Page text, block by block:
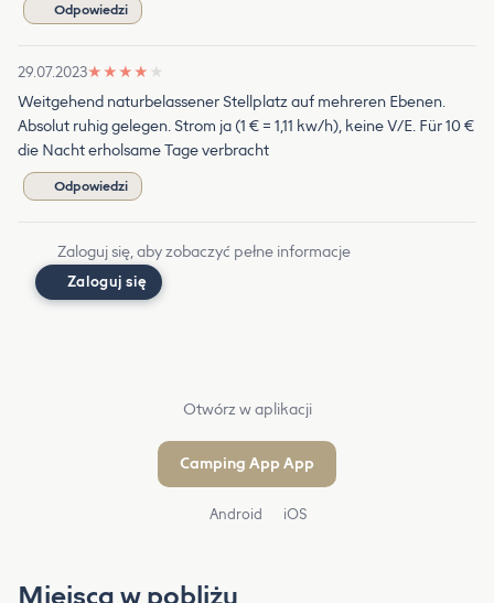
Odpowiedzi
29.07.2023★ ★ ★ ★ ★
Weitgehend naturbelassener Stellplatz auf mehreren Ebenen.
Absolut ruhig gelegen. Strom ja (1 € = 1,11 kw/h), keine V/E. Für 10 €
die Nacht erholsame Tage verbracht
Odpowiedzi
Zaloguj się, aby zobaczyć pełne informacje
Zaloguj się
Otwórz w aplikacji
Camping App App
Android iOS
Miejsca w pobliżu